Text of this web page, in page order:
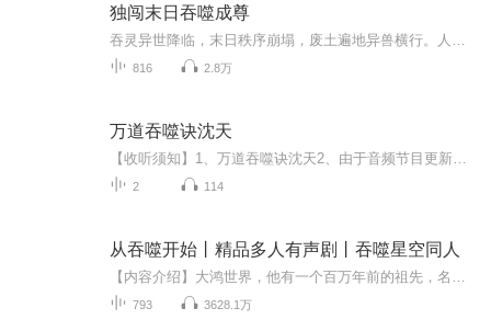
独闯末日吞噬成尊
816 2.8万
万道吞噬诀沈天
2 114
从吞噬开始丨精品多人有声剧丨吞噬星空同人
793 3628.1万